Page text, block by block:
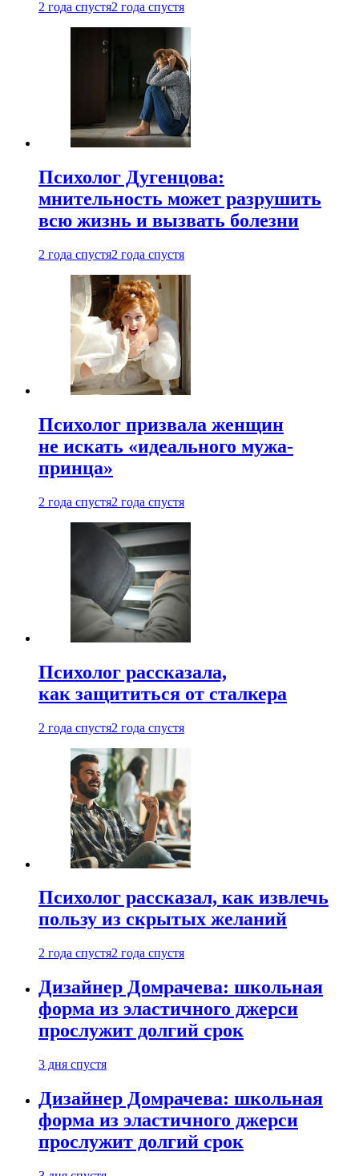
2 года спустя2 года спустя
Психолог Дугенцова:
мнительность может разрушить
всю жизнь и вызвать болезни
2 года спустя2 года спустя
Психолог призвала женщин
не искать «идеального мужа-
принца»
2 года спустя2 года спустя
Психолог рассказала,
как защититься от сталкера
2 года спустя2 года спустя
Психолог рассказал, как извлечь
пользу из скрытых желаний
2 года спустя2 года спустя
Дизайнер Домрачева: школьная
форма из эластичного джерси
прослужит долгий срок
3 дня спустя
Дизайнер Домрачева: школьная
форма из эластичного джерси
прослужит долгий срок